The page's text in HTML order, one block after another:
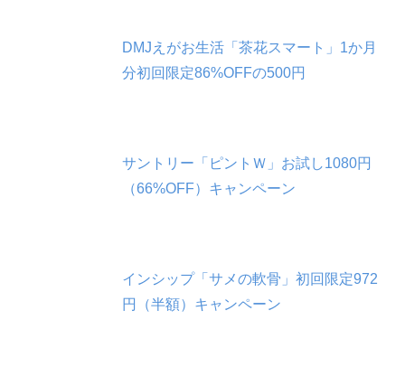
DMJえがお生活「茶花スマート」1か月
分初回限定86%OFFの500円
サントリー「ピントＷ」お試し1080円
（66%OFF）キャンペーン
インシップ「サメの軟骨」初回限定972
円（半額）キャンペーン